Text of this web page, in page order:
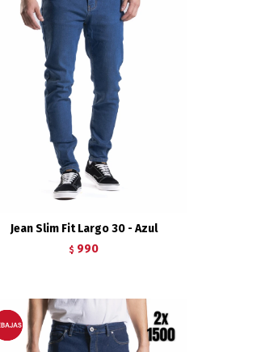
Jean Slim Fit Largo 30 - Azul
$ 990